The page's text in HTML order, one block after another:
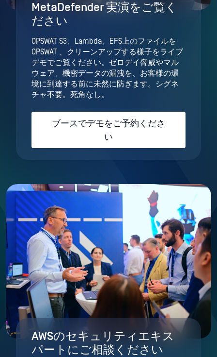
MetaDefender 実演をご覧く
ださい
OPSWAT S3、Lambda、EFS上のファイルを
OPSWAT 、クリーンアップする様子をライブ
デモでご覧ください。ゼロデイ脅威やマル
ウェア、機密データの漏洩を、お客様の環
境に到達する前に未然に防ぎます。シグネ
チャ不要。死角なし。
ブースでデモをご予約くださ
い
AWSのセキュリティエキス
パートにご相談ください